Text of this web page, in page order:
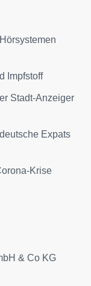
Impfstoff
Stadt-Anzeiger
Expats
Krise
& Co KG